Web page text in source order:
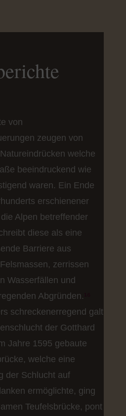
von
zeugen von
welche
beeindruckend wie
waren. Ein Ende
erschienener
Alpen betreffender
diese als eine
Barriere aus
zerrissen
Wasserfällen und
Abgründen.
schreckenerregend galt
der Gotthard
Jahre 1595 gebaute
welche eine
der Schlucht auf
ermöglichte, ging
Teufelsbrücke, pont